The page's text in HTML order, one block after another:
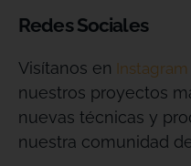
Redes Sociales
Visítanos en Instagram
nuestros proyectos
nuevas técnicas y
nuestra comunidad